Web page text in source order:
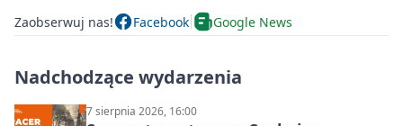
Zaobserwuj nas! Facebook Google News
Nadchodzące wydarzenia
7 sierpnia 2026, 16:00